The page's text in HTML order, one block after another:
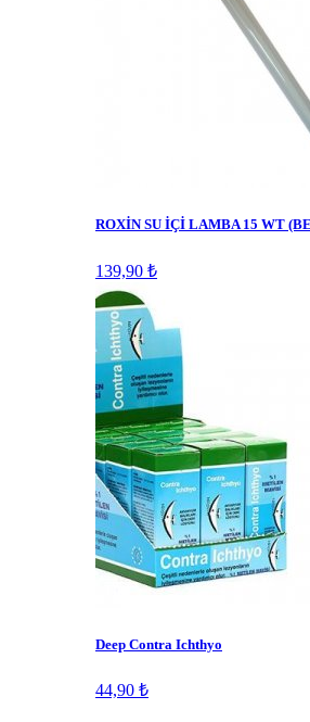
ROXİN SU İÇİ LAMBA 15 WT
139,90 ₺
Deep Contra Ichthyo
44,90 ₺